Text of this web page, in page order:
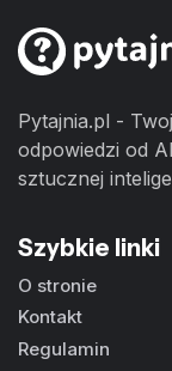
Pytajnia.pl -
odpowiedzi od
sztucznej
Szybkie linki
O stronie
Kontakt
Regulamin